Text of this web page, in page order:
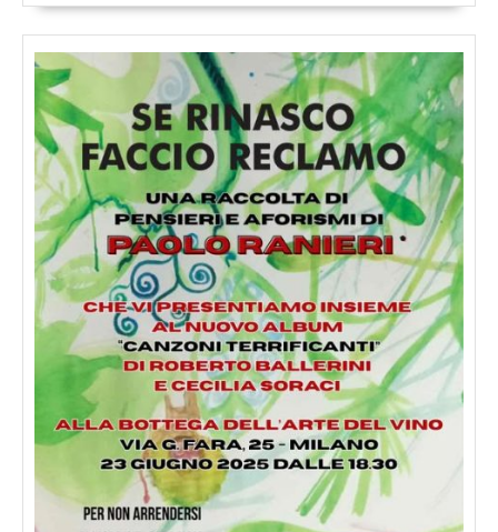
l’urbanismo
unitario
situazionisti.
Pagine
224,
€
16.00